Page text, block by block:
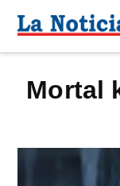
Para
contenido